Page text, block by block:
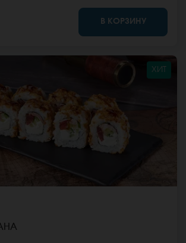
В КОРЗИНУ
ХИТ